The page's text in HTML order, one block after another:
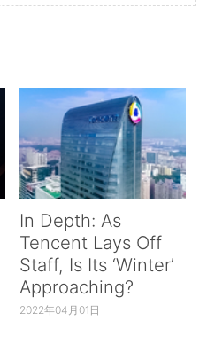
In Depth: As
Tencent Lays Off
Staff, Is Its ‘Winter’
Approaching?
2022年04月01日